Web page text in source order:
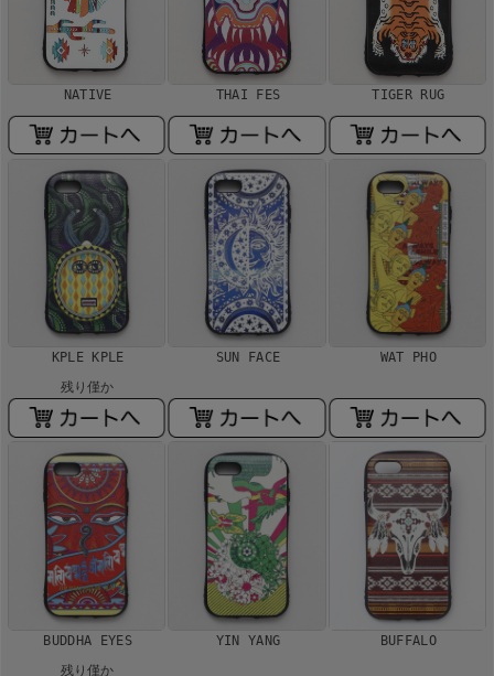
NATIVE THAI FES TIGER RUG
KPLE KPLE
残り僅か
SUN FACE WAT PHO
BUDDHA EYES
残り僅か
YIN YANG BUFFALO